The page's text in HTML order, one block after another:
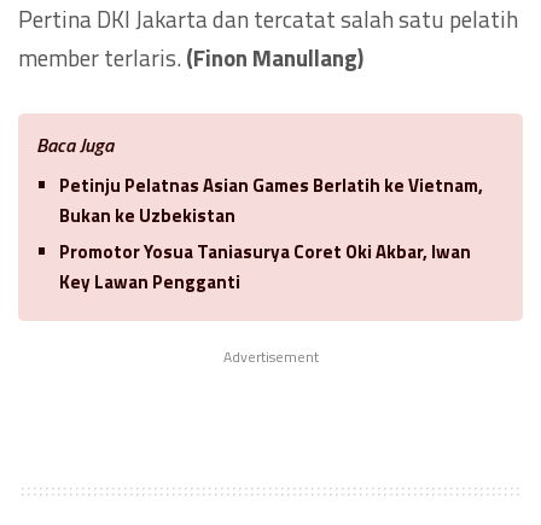
Pertina DKI Jakarta dan tercatat salah satu pelatih
member terlaris.(Finon Manullang)
Baca Juga
Petinju Pelatnas Asian Games Berlatih ke Vietnam,
Bukan ke Uzbekistan
Promotor Yosua Taniasurya Coret Oki Akbar, Iwan
Key Lawan Pengganti
Advertisement